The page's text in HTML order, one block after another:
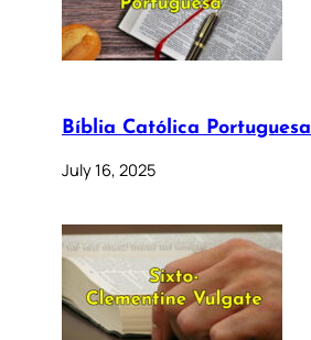
Bíblia Católica Portuguesa
July 16, 2025